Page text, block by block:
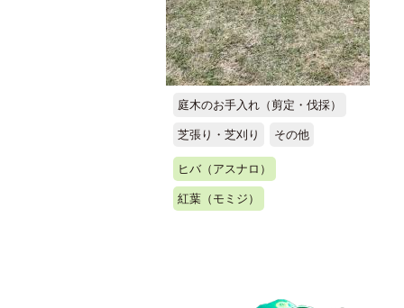
庭木のお手入れ（剪定・伐採）
芝張り・芝刈り その他
ヒバ（アスナロ）
紅葉（モミジ）